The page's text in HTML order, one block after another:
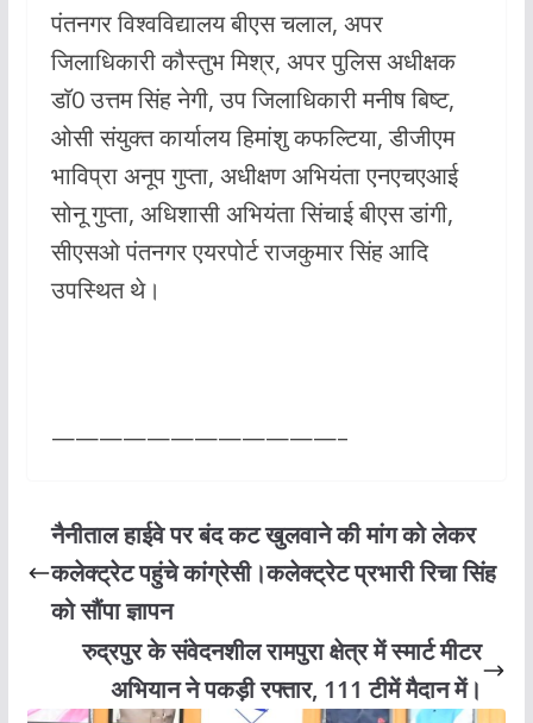
पंतनगर विश्वविद्यालय बीएस चलाल, अपर
जिलाधिकारी कौस्तुभ मिश्र, अपर पुलिस अधीक्षक
डाॅ0 उत्तम सिंह नेगी, उप जिलाधिकारी मनीष बिष्ट,
ओसी संयुक्त कार्यालय हिमांशु कफल्टिया, डीजीएम
भाविप्रा अनूप गुप्ता, अधीक्षण अभियंता एनएचएआई
सोनू गुप्ता, अधिशासी अभियंता सिंचाई बीएस डांगी,
सीएसओ पंतनगर एयरपोर्ट राजकुमार सिंह आदि
उपस्थित थे।
————————————–
नैनीताल हाईवे पर बंद कट खुलवाने की मांग को लेकर
कलेक्ट्रेट पहुंचे कांग्रेसी।कलेक्ट्रेट प्रभारी रिचा सिंह
को सौंपा ज्ञापन
रुद्रपुर के संवेदनशील रामपुरा क्षेत्र में स्मार्ट मीटर
अभियान ने पकड़ी रफ्तार, 111 टीमें मैदान में।